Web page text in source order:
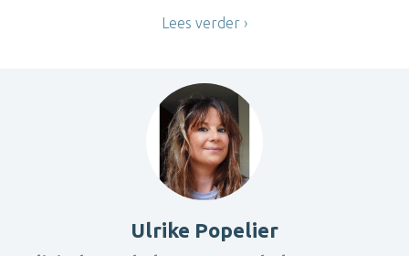
Lees verder
Ulrike Popelier